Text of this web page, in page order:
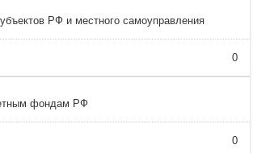
РФ и местного самоуправления
0
фондам РФ
0